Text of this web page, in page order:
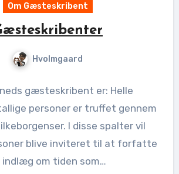
Om Gæsteskribent
Hvolmgaard
gæsteskribent er: Helle
personer er truffet gennem
I disse spalter vil
blive inviteret til at forfatte
indlæg om tiden som…